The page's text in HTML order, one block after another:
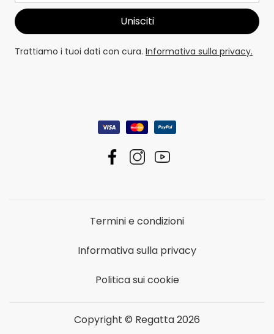
Trattiamo i tuoi dati con cura. Informativa sulla privacy.
Termini e condizioni
Informativa sulla privacy
Politica sui cookie
Copyright © Regatta 2026